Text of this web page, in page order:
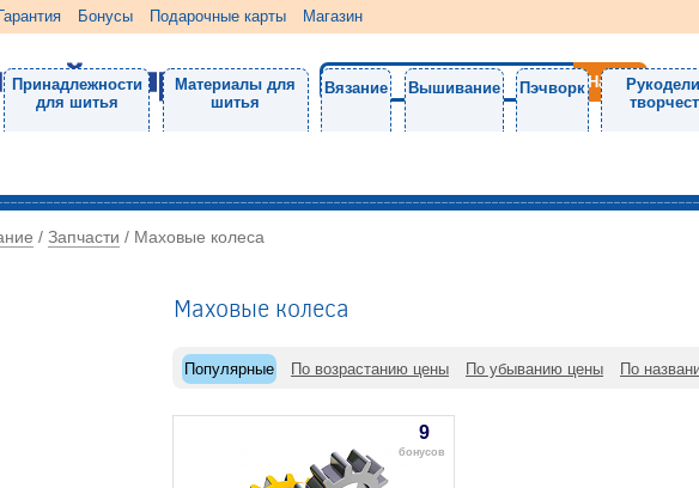
Гарантия Бонусы Подарочные карты Магазин
Принадлежности
для шитья
Материалы для
шитья
Вязание Вышивание Пэчворк
/ Запчасти / Маховые колеса
Маховые колеса
Популярные По возрастанию цены По убыванию цены По
9
бонусов